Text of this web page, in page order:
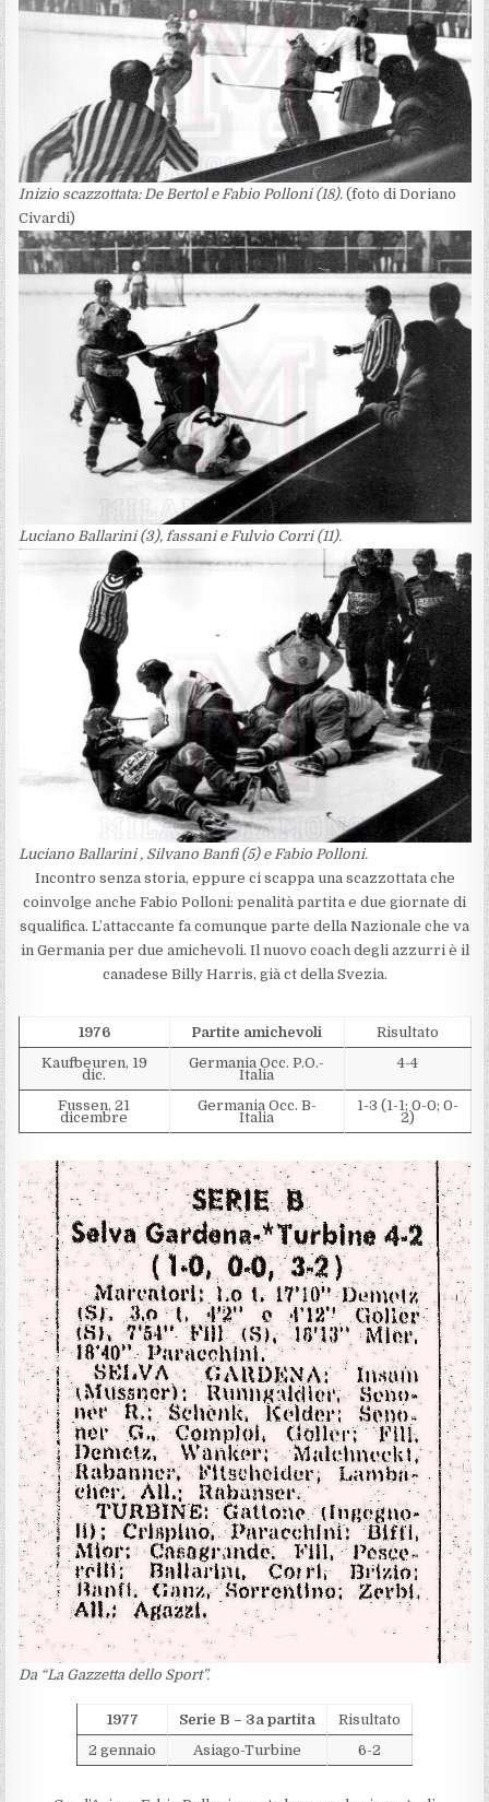
Inizio scazzottata: De Bertol e Fabio Polloni (18).(foto di Doriano
Civardi)
Luciano Ballarini (3), fassani e Fulvio Corri (11).
Luciano Ballarini , Silvano Banfi (5) e Fabio Polloni.
Incontro senza storia, eppure ci scappa una scazzottata che
coinvolge anche Fabio Polloni: penalità partita e due giornate di
squalifica. L’attaccante fa comunque parte della Nazionale che va
in Germania per due amichevoli. Il nuovo coach degli azzurri è il
canadese Billy Harris, già ct della Svezia.
1976 Partite amichevoli
Risultato
Kaufbeuren, 19
dic.
Germania Occ. P.O.-
Italia
4-4
Fussen, 21
dicembre
Germania Occ. B-
Italia
1-3 (1-1; 0-0; 0-
2)
Da “La Gazzetta dello Sport”.
1977 Serie B – 3a partita
Risultato
2 gennaio
Asiago-Turbine 6-2